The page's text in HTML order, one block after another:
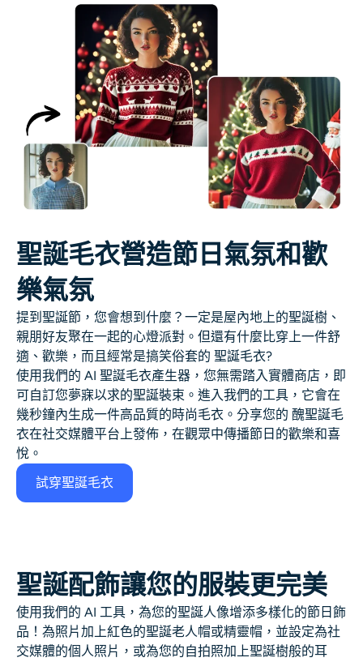
聖誕毛衣營造節日氣氛和歡
樂氣氛
提到聖誕節，您會想到什麼？一定是屋內地上的聖誕樹、
親朋好友聚在一起的心燈派對。但還有什麼比穿上一件舒
適、歡樂，而且經常是搞笑俗套的 聖誕毛衣?
使用我們的 AI 聖誕毛衣產生器，您無需踏入實體商店，即
可自訂您夢寐以求的聖誕裝束。進入我們的工具，它會在
幾秒鐘內生成一件高品質的時尚毛衣。分享您的 醜聖誕毛
衣在社交媒體平台上發佈，在觀眾中傳播節日的歡樂和喜
悅。
試穿聖誕毛衣
聖誕配飾讓您的服裝更完美
使用我們的 AI 工具，為您的聖誕人像增添多樣化的節日飾
品！為照片加上紅色的聖誕老人帽或精靈帽，並設定為社
交媒體的個人照片，或為您的自拍照加上聖誕樹般的耳